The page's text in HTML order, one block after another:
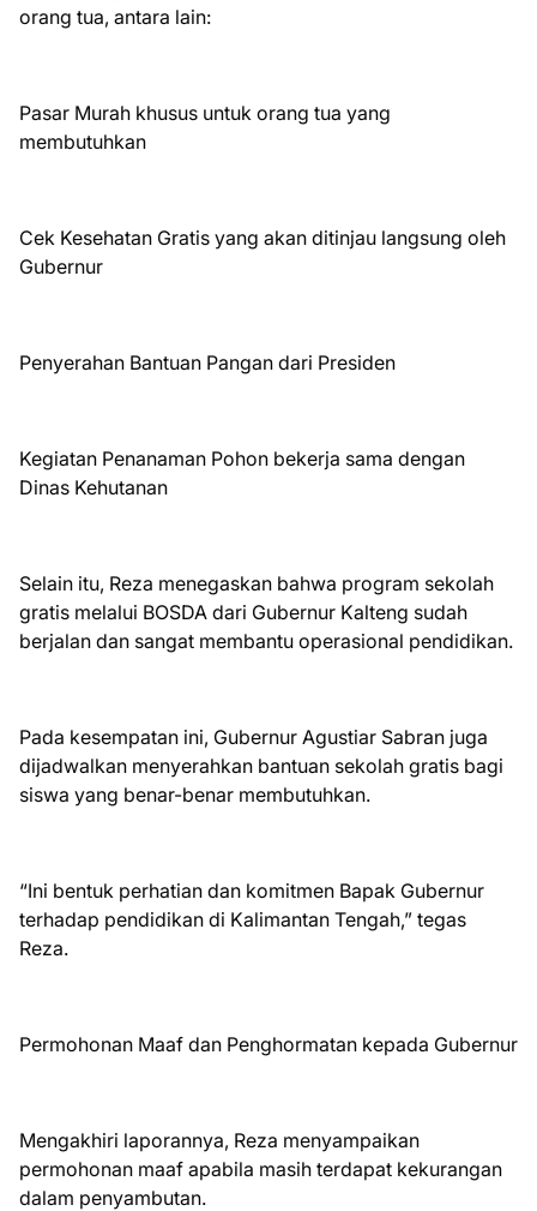
orang tua, antara lain:
Pasar Murah khusus untuk orang tua yang
membutuhkan
Cek Kesehatan Gratis yang akan ditinjau langsung oleh
Gubernur
Penyerahan Bantuan Pangan dari Presiden
Kegiatan Penanaman Pohon bekerja sama dengan
Dinas Kehutanan
Selain itu, Reza menegaskan bahwa program sekolah
gratis melalui BOSDA dari Gubernur Kalteng sudah
berjalan dan sangat membantu operasional pendidikan.
Pada kesempatan ini, Gubernur Agustiar Sabran juga
dijadwalkan menyerahkan bantuan sekolah gratis bagi
siswa yang benar-benar membutuhkan.
“Ini bentuk perhatian dan komitmen Bapak Gubernur
terhadap pendidikan di Kalimantan Tengah,” tegas
Reza.
Permohonan Maaf dan Penghormatan kepada Gubernur
Mengakhiri laporannya, Reza menyampaikan
permohonan maaf apabila masih terdapat kekurangan
dalam penyambutan.